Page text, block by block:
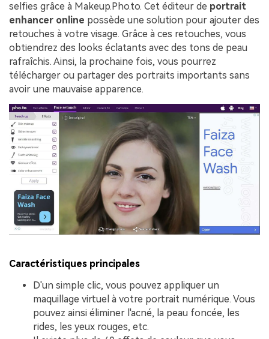
selfies grâce à Makeup.Pho.to. Cet éditeur de portrait
enhancer online possède une solution pour ajouter des
retouches à votre visage. Grâce à ces retouches, vous
obtiendrez des looks éclatants avec des tons de peau
rafraîchis. Ainsi, la prochaine fois, vous pourrez
télécharger ou partager des portraits importants sans
avoir une mauvaise apparence.
Caractéristiques principales
D'un simple clic, vous pouvez appliquer un
maquillage virtuel à votre portrait numérique. Vous
pouvez ainsi éliminer l'acné, la peau foncée, les
rides, les yeux rouges, etc.